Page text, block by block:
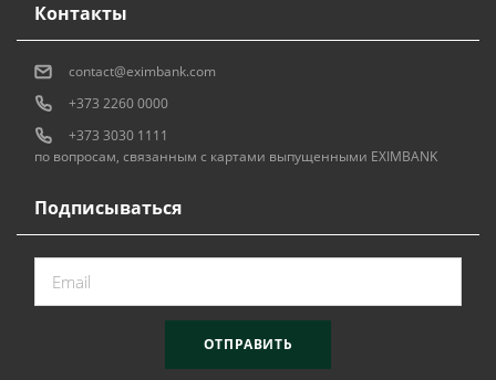
Подписываться
ОТПРАВИТЬ
Контакты
contact@eximbank.com
+373 2260 0000
+373 3030 1111
по вопросам, связанным с картами выпущенными EXIMBANK